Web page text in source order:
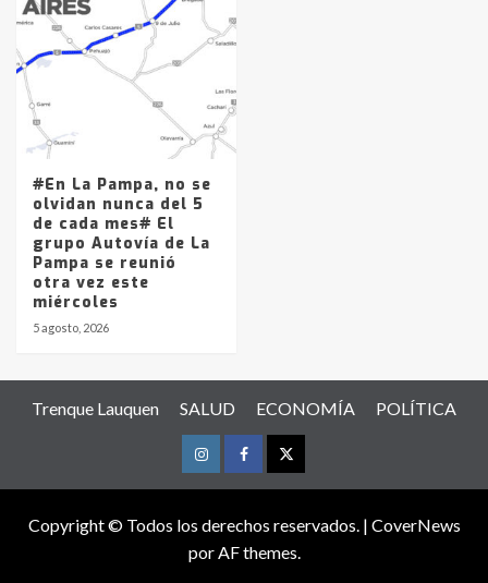
#En La Pampa, no se
olvidan nunca del 5
de cada mes# El
grupo Autovía de La
Pampa se reunió
otra vez este
miércoles
5 agosto, 2026
Trenque Lauquen SALUD ECONOMÍA POLÍTICA
InstagramFacebookTwitter
Copyright © Todos los derechos reservados. | CoverNews
por AF themes.